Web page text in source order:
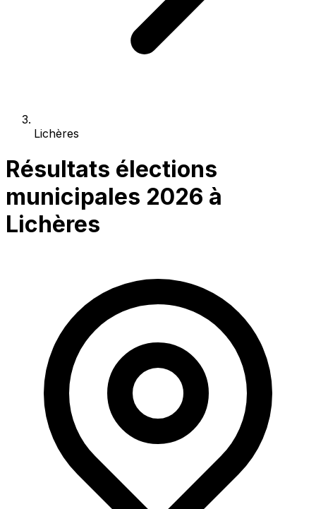
Lichères
Résultats élections
municipales 2026 à
Lichères